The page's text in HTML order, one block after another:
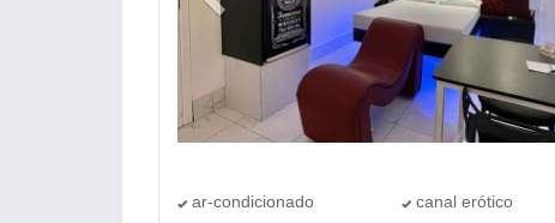
ar-condicionado
canal erótico